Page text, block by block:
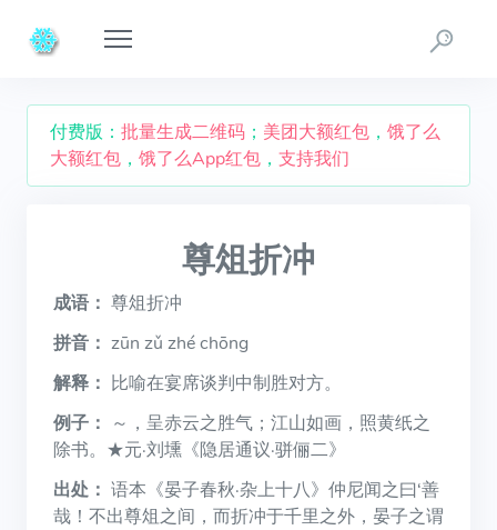
付费版： 批量生成二维码 ； 美团大额红包 ， 饿了么
大额红包 ， 饿了么App红包 ， 支持我们
尊俎折冲
成语： 尊俎折冲
拼音： zūn zǔ zhé chōng
解释： 比喻在宴席谈判中制胜对方。
例子： ～，呈赤云之胜气；江山如画，照黄纸之
除书。★元·刘壎《隐居通议·骈俪二》
出处： 语本《晏子春秋·杂上十八》仲尼闻之曰‘善
哉！不出尊俎之间，而折冲于千里之外，晏子之谓